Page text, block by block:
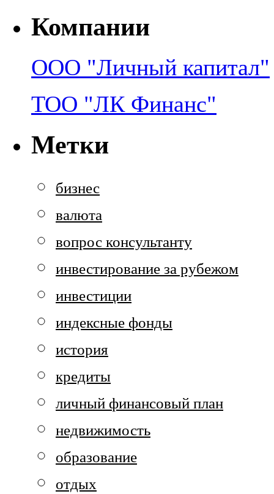
Компании
ООО "Личный капитал"
ТОО "ЛК Финанс"
Метки
бизнес
валюта
вопрос консультанту
инвестирование за рубежом
инвестиции
индексные фонды
история
кредиты
личный финансовый план
недвижимость
образование
отдых